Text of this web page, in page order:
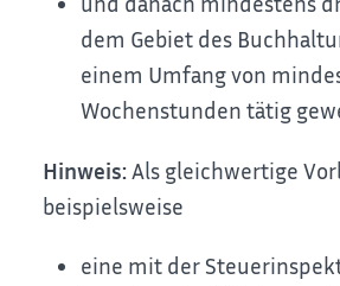
dem Gebiet des
einem Umfang von
Wochenstunden tätig
Hinweis: Als gleichwertige
beispielsweise
eine mit der